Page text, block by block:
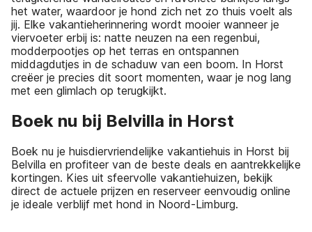
het water, waardoor je hond zich net zo thuis voelt als
jij. Elke vakantieherinnering wordt mooier wanneer je
viervoeter erbij is: natte neuzen na een regenbui,
modderpootjes op het terras en ontspannen
middagdutjes in de schaduw van een boom. In Horst
creëer je precies dit soort momenten, waar je nog lang
met een glimlach op terugkijkt.
Boek nu bij Belvilla in Horst
Boek nu je huisdiervriendelijke vakantiehuis in Horst bij
Belvilla en profiteer van de beste deals en aantrekkelijke
kortingen. Kies uit sfeervolle vakantiehuizen, bekijk
direct de actuele prijzen en reserveer eenvoudig online
je ideale verblijf met hond in Noord-Limburg.